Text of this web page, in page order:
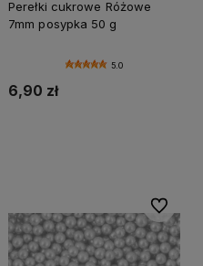
Perełki cukrowe Różowe
7mm posypka 50 g
5.0
6,90 zł
Do